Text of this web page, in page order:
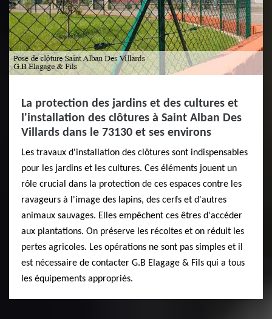
La protection des jardins et des cultures et
l'installation des clôtures à Saint Alban Des
Villards dans le 73130 et ses environs
Les travaux d'installation des clôtures sont indispensables
pour les jardins et les cultures. Ces éléments jouent un
rôle crucial dans la protection de ces espaces contre les
ravageurs à l'image des lapins, des cerfs et d'autres
animaux sauvages. Elles empêchent ces êtres d'accéder
aux plantations. On préserve les récoltes et on réduit les
pertes agricoles. Les opérations ne sont pas simples et il
est nécessaire de contacter G.B Elagage & Fils qui a tous
les équipements appropriés.